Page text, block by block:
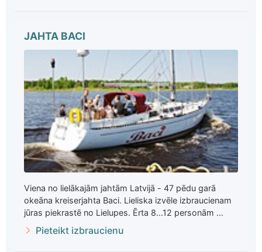
JAHTA BACI
Viena no lielākajām jahtām Latvijā - 47 pēdu garā
okeāna kreiserjahta Baci. Lieliska izvēle izbraucienam
jūras piekrastē no Lielupes. Ērta 8...12 personām ...
Pieteikt izbraucienu